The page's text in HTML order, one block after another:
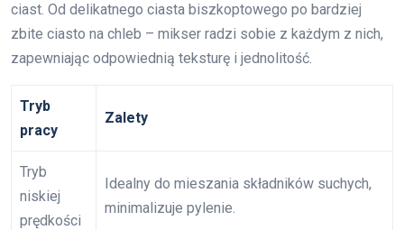
ciast. Od delikatnego ciasta biszkoptowego po bardziej
zbite ciasto na chleb – mikser radzi sobie z każdym z nich,
zapewniając odpowiednią teksturę i jednolitość.
Tryb
pracy
Zalety
Tryb
niskiej
prędkości
Idealny do mieszania składników suchych,
minimalizuje pylenie.